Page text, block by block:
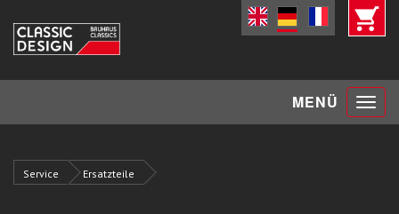
MENÜ Toggle
Service Ersatzteile